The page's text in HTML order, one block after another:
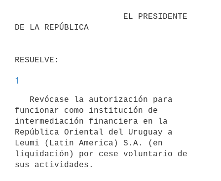
DE LA REPÚBLICA
1
funcionar como institución de
intermediación financiera en la
República Oriental del Uruguay a
Leumi (Latin America) S.A. (en
liquidación) por cese voluntario de